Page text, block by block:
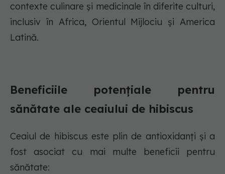
contexte culinare și medicinale în diferite culturi,
inclusiv în Africa, Orientul Mijlociu și America
Latină.
Beneficiile potențiale pentru
sănătate ale ceaiului de hibiscus
Ceaiul de hibiscus este plin de antioxidanți și a
fost asociat cu mai multe beneficii pentru
sănătate: